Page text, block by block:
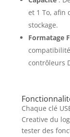
et 1 To, afin
stockage.
Formatage
contrôleurs
Chaque clé
Creative du
tester des